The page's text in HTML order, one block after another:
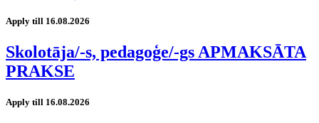
Apply till 16.08.2026
Skolotāja/-s, pedagoģe/-gs APMAKSĀTA
PRAKSE
Apply till 16.08.2026